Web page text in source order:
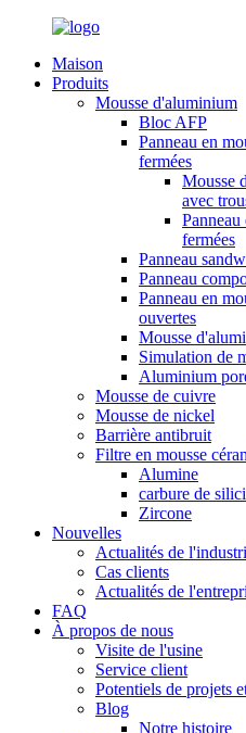
Maison
Produits
Mousse d'aluminium
Bloc AFP
Panneau en
fermées
Mousse
avec
fermées
Panneau
Panneau
Panneau en
ouvertes
Mousse
Simulation de
Aluminium
Mousse de cuivre
Mousse de nickel
Barrière antibruit
Filtre en mousse
Alumine
carbure de
Zircone
Nouvelles
Actualités de
Cas clients
Actualités de
FAQ
À propos de nous
Visite de l'usine
Service client
Potentiels de projets
Blog
Notre histoire